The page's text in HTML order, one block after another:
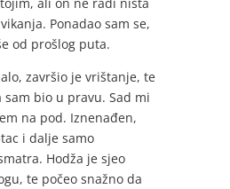
Ponadao sam se,
od prošlog puta.
završio je vrištanje, te
bio u pravu. Sad mi
na pod. Iznenađen,
i dalje samo
Hodža je sjeo
te počeo snažno da